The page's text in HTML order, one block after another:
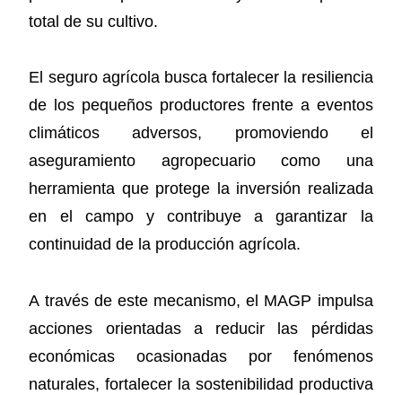
total de su cultivo.
El seguro agrícola busca fortalecer la resiliencia
de los pequeños productores frente a eventos
climáticos adversos, promoviendo el
aseguramiento agropecuario como una
herramienta que protege la inversión realizada
en el campo y contribuye a garantizar la
continuidad de la producción agrícola.
A través de este mecanismo, el MAGP impulsa
acciones orientadas a reducir las pérdidas
económicas ocasionadas por fenómenos
naturales, fortalecer la sostenibilidad productiva